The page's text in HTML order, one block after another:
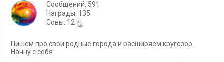
Сообщений: 591
Награды: 135
Cовы: 12
Пишем про свои родные города и расширяем кругозор.
Начну с себя.